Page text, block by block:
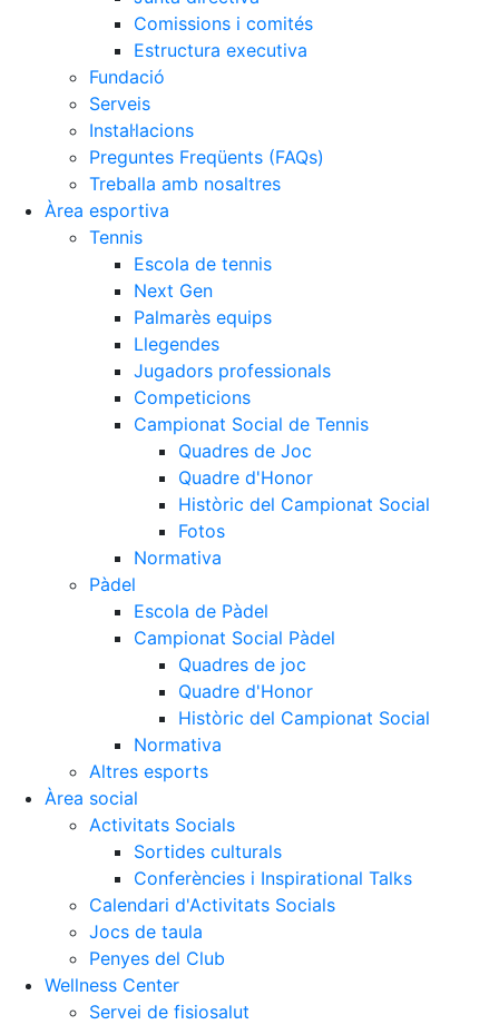
Comissions i comités
Estructura executiva
Fundació
Serveis
Instal·lacions
Preguntes Freqüents (FAQs)
Treballa amb nosaltres
Àrea esportiva
Tennis
Escola de tennis
Next Gen
Palmarès equips
Llegendes
Jugadors professionals
Competicions
Campionat Social de Tennis
Quadres de Joc
Quadre d'Honor
Històric del Campionat Social
Fotos
Normativa
Pàdel
Escola de Pàdel
Campionat Social Pàdel
Quadres de joc
Quadre d'Honor
Històric del Campionat Social
Normativa
Altres esports
Àrea social
Activitats Socials
Sortides culturals
Conferències i Inspirational Talks
Calendari d'Activitats Socials
Jocs de taula
Penyes del Club
Wellness Center
Servei de fisiosalut